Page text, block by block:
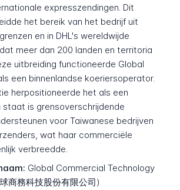
expresszendingen. Dit
het bereik van het bedrijf uit
en in DHL's wereldwijde
meer dan 200 landen en territoria
uitbreiding functioneerde Global
een binnenlandse koeriersoperator.
herpositioneerde het als een
staat is grensoverschrijdende
voor Taiwanese bedrijven
wat haar commerciële
verbreedde.
Global Commercial Technology
商務科技股份有限公司)